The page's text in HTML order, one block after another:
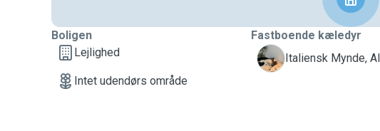
Boligen
Lejlighed
Intet udendørs område
Fastboende kæledyr
A
Italiensk Mynde,